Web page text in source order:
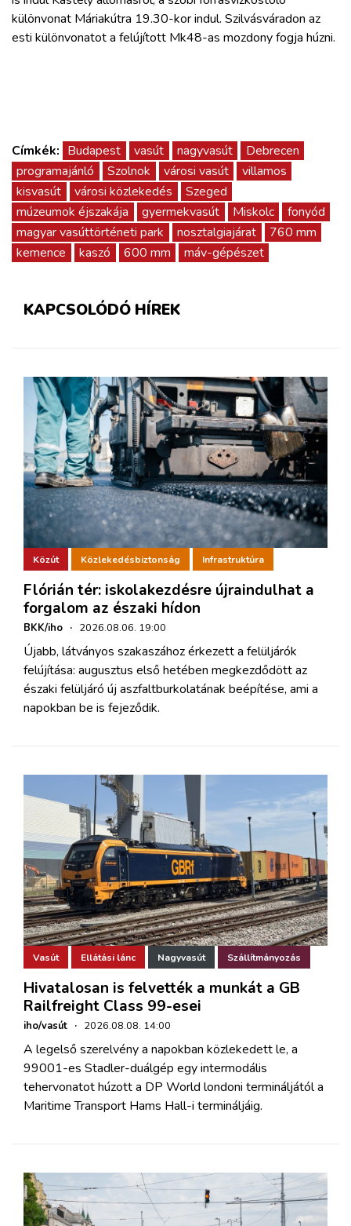
különvonat Máriakútra 19.30-kor indul. Szilvásváradon az
esti különvonatot a felújított Mk48-as mozdony fogja húzni.
Címkék: Budapest vasút nagyvasút
Debrecen
programajánló
Szolnok városi vasút
villamos
kisvasút
városi közlekedés
Szeged
múzeumok éjszakája
gyermekvasút Miskolc
fonyód
magyar vasúttörténeti park
nosztalgiajárat
760 mm
kemence
kaszó 600 mm máv-gépészet
KAPCSOLÓDÓ HÍREK
Közút Közlekedésbiztonság Infrastruktúra
Flórián tér: iskolakezdésre újraindulhat a
forgalom az északi hídon
BKK/iho · 2026.08.06. 19:00
Újabb, látványos szakaszához érkezett a felüljárók
felújítása: augusztus első hetében megkezdődött az
északi felüljáró új aszfaltburkolatának beépítése, ami a
napokban be is fejeződik.
Vasút Ellátási lánc Nagyvasút Szállítmányozás
Hivatalosan is felvették a munkát a GB
Railfreight Class 99-esei
iho/vasút · 2026.08.08. 14:00
A legelső szerelvény a napokban közlekedett le, a
99001-es Stadler-duálgép egy intermodális
tehervonatot húzott a DP World londoni termináljától a
Maritime Transport Hams Hall-i termináljáig.